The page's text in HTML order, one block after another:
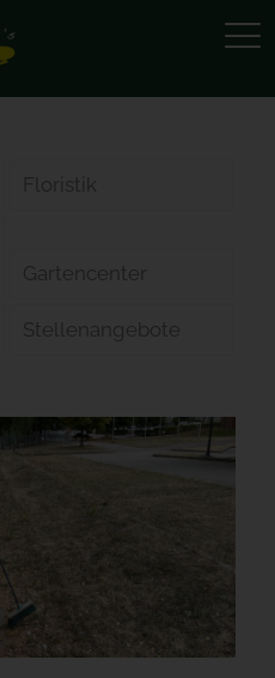
Floristik
Gartencenter
Stellenangebote